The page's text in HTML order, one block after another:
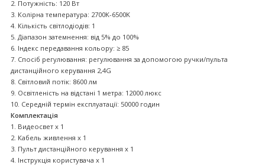
2. Потужність: 120 Вт
3. Колірна температура: 2700K-6500K
4. Кількість світлодіодів: 1
5. Діапазон затемнення: від 5% до 100%
6. Індекс передавання кольору: ≥ 85
7. Спосіб регулювання: регулювання за допомогою ручки/пульта
дистанційного керування 2,4G
8. Світловий потік: 8600 лм
9. Освітленість на відстані 1 метра: 12000 люкс
10. Середній термін експлуатації: 50000 годин
Комплектація
1. Видеосвет x 1
2. Кабель живлення x 1
3. Пульт дистанційного керування x 1
4. Інструкція користувача x 1